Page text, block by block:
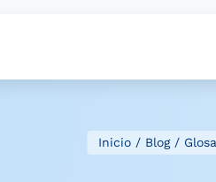
Inicio/ Blog/